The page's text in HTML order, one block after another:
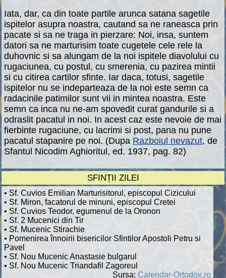
Iata, dar, ca din toate partile arunca satana sagetile
ispitelor asupra noastra, cautand sa ne raneasca prin
pacate si sa ne traga in pierzare: Noi, insa, suntem
datori sa ne marturisim toate cugetele cele rele la
duhovnic si sa alungam de la noi ispitele diavolului cu
rugaciunea, cu postul, cu smerenia, cu pazirea mintii
si cu citirea cartilor sfinte. Iar daca, totusi, sagetile
ispitelor nu se indeparteaza de la noi este semn ca
radacinile patimilor sunt vii in mintea noastra. Este
semn ca inca nu ne-am spovedit curat gandurile si a
odraslit pacatul in noi. In acest caz este nevoie de mai
fierbinte rugaciune, cu lacrimi si post, pana nu pune
pacatul stapanire pe noi. (Dupa Razboiul nevazut, de
Sfantul Nicodim Aghioritul, ed. 1937, pag. 82)
SFINȚII ZILEI
• Sf. Cuvios Emilian Marturisitorul, episcopul Cizicului
• Sf. Miron, facatorul de minuni, episcopul Cretei
• Sf. Cuvios Teodor, egumenul de la Oronon
• Sf. 2 Mucenici din Tir
• Sf. Mucenic Stirachie
• Pomenirea înnoirii bisericilor Sfintilor Apostoli Petru si
Pavel
• Sf. Nou Mucenic Anastasie bulgarul
• Sf. Nou Mucenic Triandafil Zagoreul
Sursa: Calendar-Ortodox.ro